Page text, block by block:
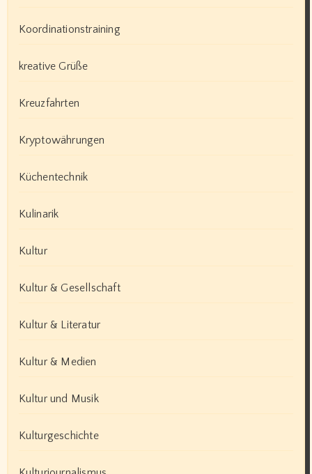
Koordinationstraining
kreative Grüße
Kreuzfahrten
Kryptowährungen
Küchentechnik
Kulinarik
Kultur
Kultur & Gesellschaft
Kultur & Literatur
Kultur & Medien
Kultur und Musik
Kulturgeschichte